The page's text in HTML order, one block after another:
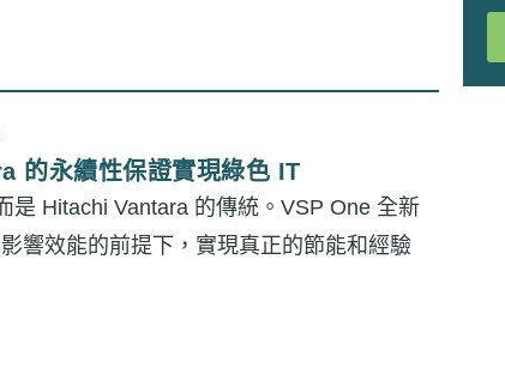
的永續性保證實現綠色 IT
是 Hitachi Vantara 的傳統。VSP One 全新
響效能的前提下，實現真正的節能和經驗